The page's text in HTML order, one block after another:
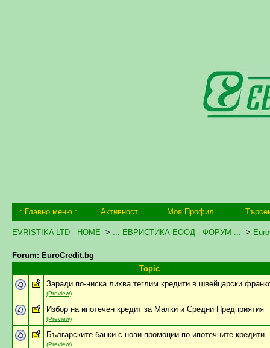
.: Главно меню :. Активност Моя Профил
EVRISTIKA LTD - HOME -> .:: ЕВРИСТИКА ЕООД - ФОРУМ ::. ->
Forum: EuroCredit.bg
Topic
Заради по-ниска лихва теглим кредити в швейцарски
(Preview)
Избор на ипотечен кредит за Малки и Средни Предприятия
(Preview)
Българските банки с нови промоции по ипотечните кредити
(Preview)